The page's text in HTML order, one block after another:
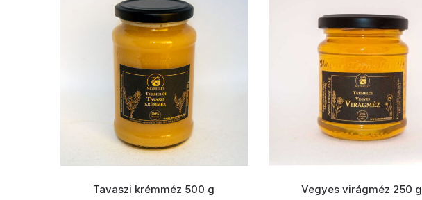
Tavaszi krémméz 500 g Vegyes virágméz 250 g